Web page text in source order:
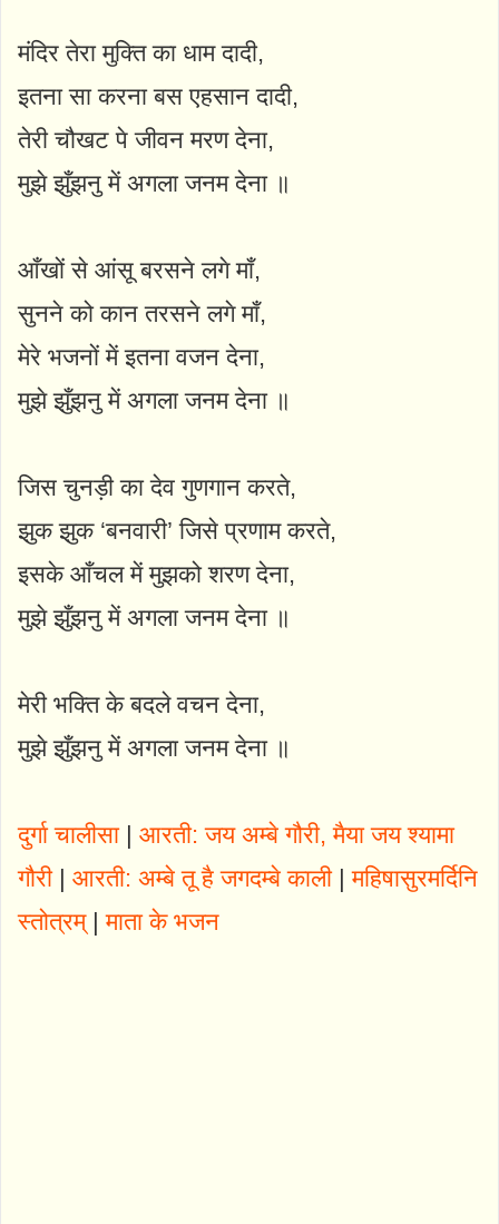
मंदिर तेरा मुक्ति का धाम दादी,
इतना सा करना बस एहसान दादी,
तेरी चौखट पे जीवन मरण देना,
मुझे झुँझनु में अगला जनम देना ॥
आँखों से आंसू बरसने लगे माँ,
सुनने को कान तरसने लगे माँ,
मेरे भजनों में इतना वजन देना,
मुझे झुँझनु में अगला जनम देना ॥
जिस चुनड़ी का देव गुणगान करते,
झुक झुक ‘बनवारी’ जिसे प्रणाम करते,
इसके आँचल में मुझको शरण देना,
मुझे झुँझनु में अगला जनम देना ॥
मेरी भक्ति के बदले वचन देना,
मुझे झुँझनु में अगला जनम देना ॥
दुर्गा चालीसा| आरती: जय अम्बे गौरी, मैया जय श्यामा
गौरी| आरती: अम्बे तू है जगदम्बे काली|महिषासुरमर्दिनि
स्तोत्रम्|माता के भजन